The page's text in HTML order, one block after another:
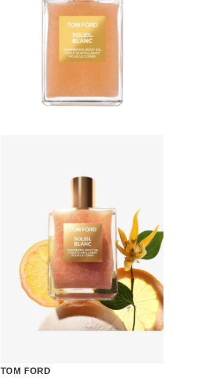
TOM FORD